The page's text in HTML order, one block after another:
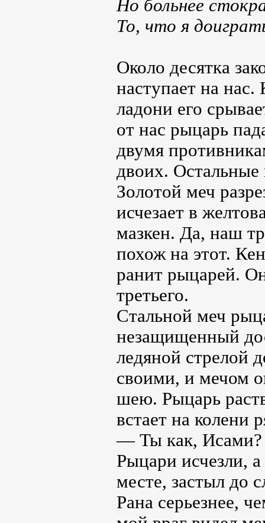
Но больнее
То, что я
Около десятка
наступает на
ладони его
от нас рыцарь
двумя
двоих.
Золотой меч
исчезает в
мазкен. Да, наш
похож на этот.
ранит рыцарей.
третьего.
Стальной меч
незащищенный
ледяной стрелой
своими, и мечом
шею. Рыцарь
встает на колени
— Ты как, Исами?
Рыцари исчезли,
месте, застыл до
Рана серьезнее,